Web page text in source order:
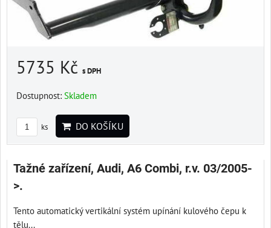
5735 Kč s DPH
Dostupnost: Skladem
ks DO KOŠÍKU
Tažné zařízení, Audi, A6 Combi, r.v. 03/2005-
>.
Tento automatický vertikální systém upínání kulového čepu k
tělu...